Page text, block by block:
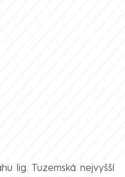
lig. Tuzemská nejvyšší